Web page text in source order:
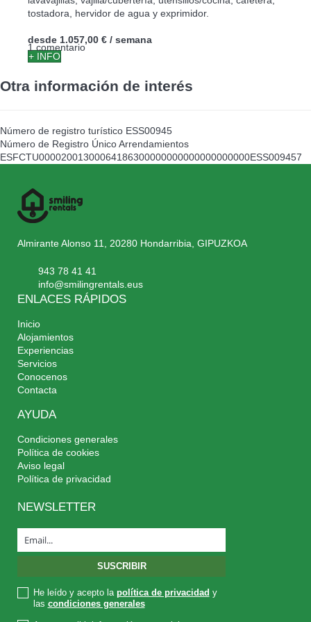
tostadora, hervidor de agua y exprimidor.
1 comentario
desde 1.057,00 € / semana
+ INFO
Otra información de interés
Número de registro turístico ESS00945
Número de Registro Único Arrendamientos
ESFCTU00002001300064186300000000000000000000ESS009457
Almirante Alonso 11, 20280 Hondarribia, GIPUZKOA
943 78 41 41
info@smilingrentals.eus
ENLACES RÁPIDOS
Inicio
Alojamientos
Experiencias
Servicios
Conocenos
Contacta
AYUDA
Condiciones generales
Política de cookies
Aviso legal
Política de privacidad
NEWSLETTER
He leído y acepto la política de privacidad y
las condiciones generales